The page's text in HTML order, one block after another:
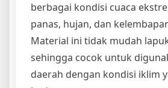
berbagai kondisi cuaca
panas, hujan, dan
Material ini tidak mudah
sehingga cocok untuk
daerah dengan kondisi iklim